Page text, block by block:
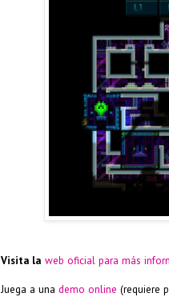
Visita la web oficial para más
Juega a una demo online (requiere